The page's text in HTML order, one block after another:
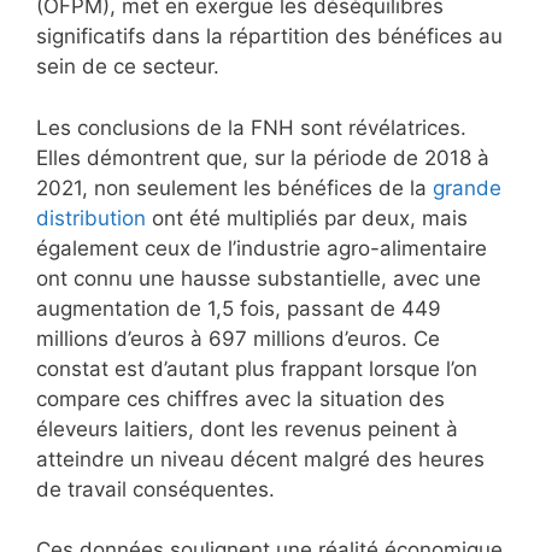
(OFPM), met en exergue les déséquilibres
significatifs dans la répartition des bénéfices au
sein de ce secteur.
Les conclusions de la FNH sont révélatrices.
Elles démontrent que, sur la période de 2018 à
2021, non seulement les bénéfices de la grande
distribution ont été multipliés par deux, mais
également ceux de l’industrie agro-alimentaire
ont connu une hausse substantielle, avec une
augmentation de 1,5 fois, passant de 449
millions d’euros à 697 millions d’euros. Ce
constat est d’autant plus frappant lorsque l’on
compare ces chiffres avec la situation des
éleveurs laitiers, dont les revenus peinent à
atteindre un niveau décent malgré des heures
de travail conséquentes.